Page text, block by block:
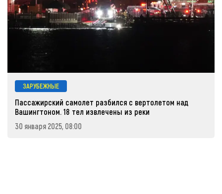
ЗАРУБЕЖНЫЕ
Пассажирский самолет разбился с вертолетом над
Вашингтоном. 18 тел извлечены из реки
30 января 2025, 08:00